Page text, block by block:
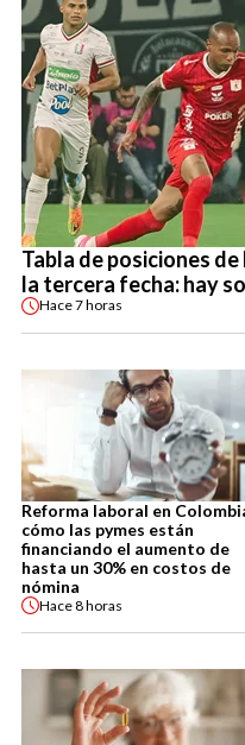
Tabla de posiciones
la tercera fecha: hay
Hace7 horas
Reforma laboral en
cómo las pymes están
financiando el aumento de
hasta un 30% en costos de
nómina
Hace8 horas